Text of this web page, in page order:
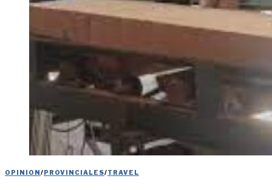
OPINION/PROVINCIALES/TRAVEL